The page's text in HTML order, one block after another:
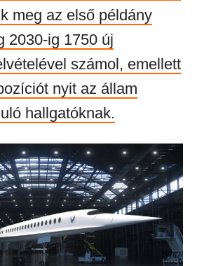
meg az első példány
2030-ig 1750 új
számol, emellett
nyit az állam
hallgatóknak.